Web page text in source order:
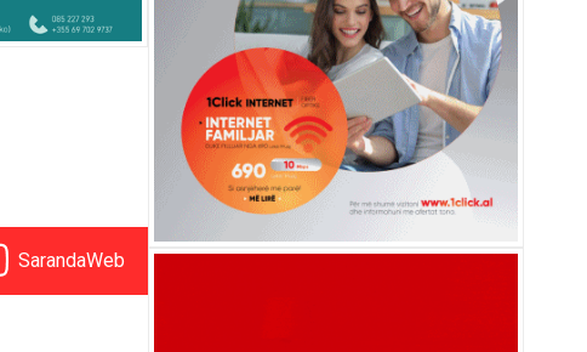
SarandaWeb